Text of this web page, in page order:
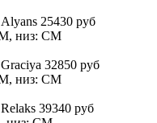
25430 руб
низ: СМ
32850 руб
низ: СМ
39340 руб